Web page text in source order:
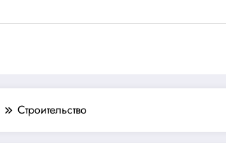
Строительство